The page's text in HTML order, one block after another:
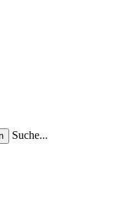
Suche...